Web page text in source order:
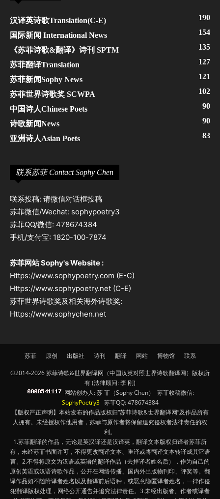
汉译英诗歌Translation(C-E) 190
国际新闻 International News 154
《苏菲诗歌&翻译》诗刊 SPTM 135
苏菲翻译Translation 127
苏菲新闻Sophy News 121
苏菲世界诗歌奖 SCWPA 102
中国诗人Chinese Poets 90
诗歌新闻News 90
亚洲诗人Asian Poets 83
联系苏菲 Contact Sophy Chen
联系投稿: 请微信对话框投稿
苏菲微信/Wechat: sophypoetry3
苏菲QQ/微信: 478674384
手机/支付宝: 1820-100-7874
苏菲网站 Sophy's Website :
Https://www.sophypoetry.com (E-C)
Https://www.sophypoetry.net (C-E)
苏菲世界诗歌奖及相关海外诗歌奖:
Https://www.sophychen.net
苏菲 原创 出版社 诗刊 翻译 网站 博物馆 联系
©2014-2026 苏菲诗歌&世界翻译网（中国汉英对照世界诗歌翻译网）版权所
有 (法律顾问: 李 刚)
网站创办人: 苏 菲（Sophy Chen） 苏菲收稿微信:
SophyPoetry3苏菲QQ: 478674384
【版权严正声明】本站发布的作品版权归“苏菲诗歌&世界翻译网”及作品所有
人拥有。未经授权作他用者，苏菲与原作者将保留追究侵权者法律责任的权
利。
1.苏菲翻译的作品，无论是英汉译还是汉译英，翻译文本版权归译者苏菲所
有，未经苏菲书面许可，不得更改翻译文本、重译或将翻译文本转译成其它语
言。2.不得将原文为汉语或英语的翻译作品（去掉译者姓名后），作为自己的
原创英语或汉语诗歌作品，公开在网络传播、国内外出版物刊印、评奖等。翻
译作品如不随附译者姓名以及翻译前后语种，或恶意隐匿译者姓名，一律作侵
犯翻译版权处理，网络公开通告并追究法律责任。3.未经出版者、作者或译者